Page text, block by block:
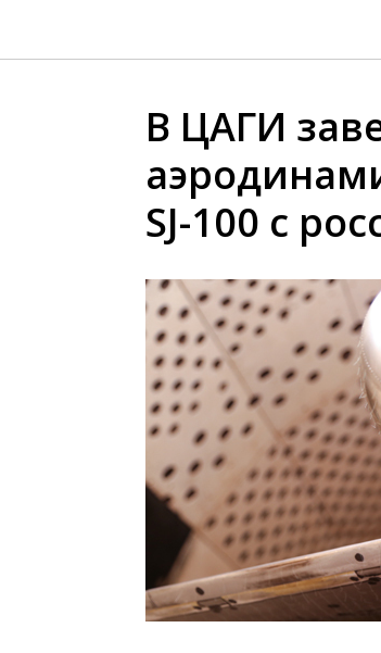
В ЦАГИ
SJ-100 с